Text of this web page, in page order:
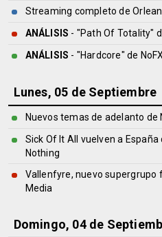
Streaming completo de Orlean
ANÁLISIS - "Path Of Totality"
ANÁLISIS - "Hardcore" de NoFX
Lunes, 05 de Septiembre
Nuevos temas de adelanto de
Sick Of It All vuelven a España
Nothing
Vallenfyre, nuevo supergrupo
Media
Domingo, 04 de